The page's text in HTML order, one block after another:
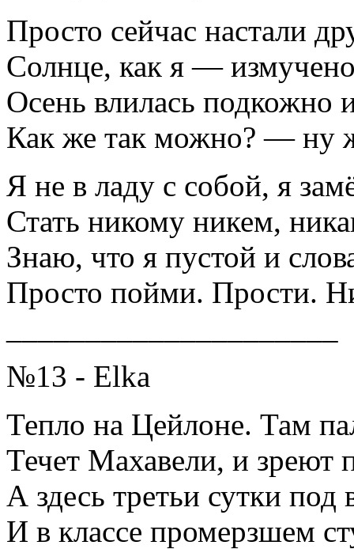
Просто сейчас настали
Солнце, как я —
Осень влилась подкожно
Как же так можно? — ну
Я не в ладу с собой, я
Стать никому никем,
Знаю, что я пустой и
Просто пойми. Прости.
№13 - Elka
Тепло на Цейлоне. Там
Течет Махавели, и зреют
А здесь третьи сутки
И в классе промерзшем